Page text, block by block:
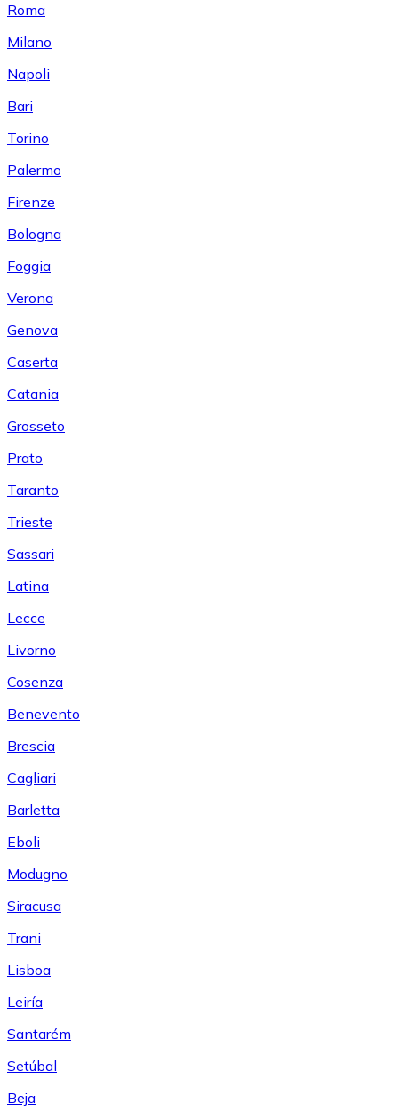
Roma
Milano
Napoli
Bari
Torino
Palermo
Firenze
Bologna
Foggia
Verona
Genova
Caserta
Catania
Grosseto
Prato
Taranto
Trieste
Sassari
Latina
Lecce
Livorno
Cosenza
Benevento
Brescia
Cagliari
Barletta
Eboli
Modugno
Siracusa
Trani
Lisboa
Leiría
Santarém
Setúbal
Beja